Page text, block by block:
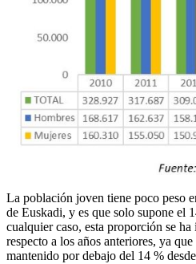
La población joven tiene poco peso
de Euskadi, y es que solo supone el
cualquier caso, esta proporción se
respecto a los años anteriores, ya
mantenido por debajo del 14 %